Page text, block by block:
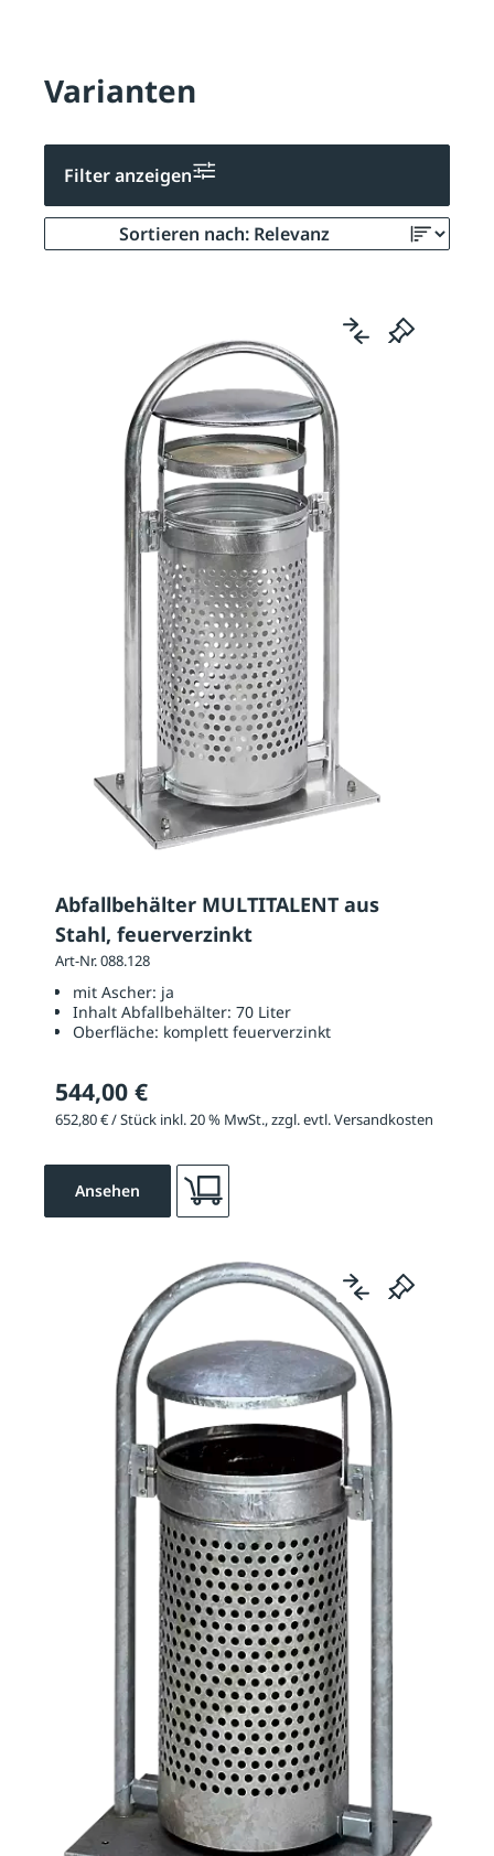
Varianten
Filter anzeigen
Abfallbehälter MULTITALENT aus
Stahl, feuerverzinkt
Art-Nr. 088.128
mit Ascher: ja
Inhalt Abfallbehälter: 70 Liter
Oberfläche: komplett feuerverzinkt
544,00 €
652,80 € / Stück inkl. 20 % MwSt., zzgl. evtl. Versandkosten
Ansehen